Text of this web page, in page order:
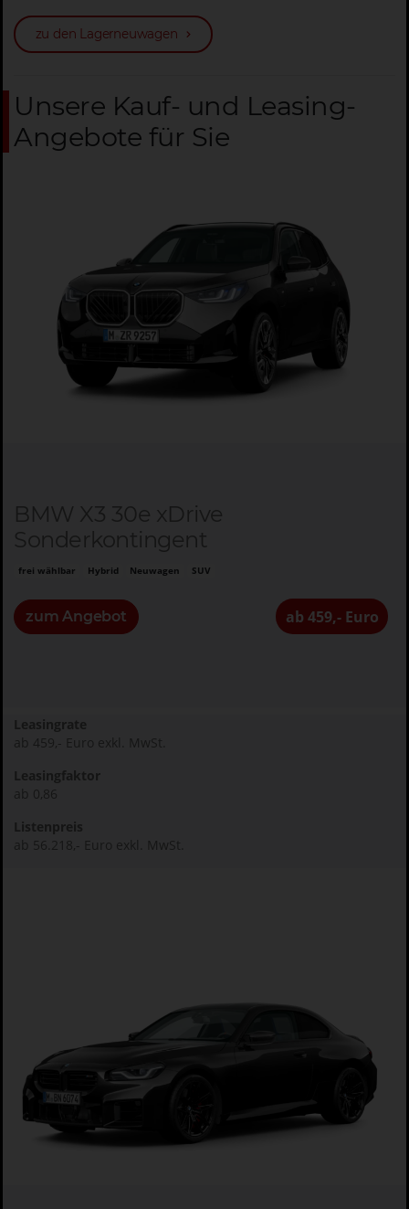
zu den Lagerneuwagen
Unsere Kauf- und Leasing-
Angebote für Sie
BMW X3 30e xDrive
Sonderkontingent
frei wählbar Hybrid Neuwagen SUV
zum Angebot ab 459,- Euro
Leasingrate
ab 459,- Euro exkl. MwSt.
Leasingfaktor
ab 0,86
Listenpreis
ab 56.218,- Euro exkl. MwSt.